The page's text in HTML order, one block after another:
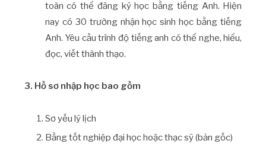
toàn có thể đăng ký học bằng tiếng Anh. Hiện
nay có 30 trường nhận học sinh học bằng tiếng
Anh. Yêu cầu trình độ tiếng anh có thể nghe, hiểu,
đọc, viết thành thạo.
3. Hồ sơ nhập học bao gồm
Sơ yếu lý lịch
Bằng tốt nghiệp đại học hoặc thạc sỹ (bản gốc)